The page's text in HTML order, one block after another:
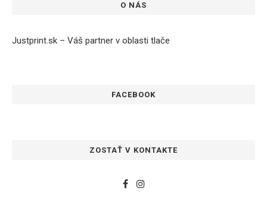
O NÁS
Justprint.sk – Váš partner v oblasti tlače
FACEBOOK
ZOSTAŤ V KONTAKTE